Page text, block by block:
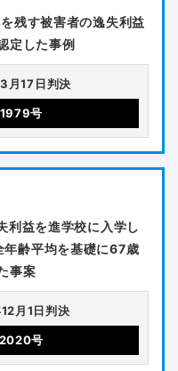
残す被害者の逸失利益
定した事例
17日判決
号
利益を進学校に入学し
年齢平均を基礎に67歳
事案
月1日判決
号